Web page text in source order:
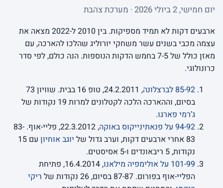
יום חמישי, 2 ביולי 2026 · מערכת צהבת
ארבעים דקות לא תמיד מספיקות. בין 2010 ל-2022 מצאה את
עצמה מכבי בשנים עשר משחקי יורוליג שהלכו להארכה, עם
מאזן כולל של 7-5 בחמש הדקות הנוספות. הנה כולם, לפי סדר
כרונולוגי.
85-92 לברצלונה
, 24.2.2011, טופ 16 בבית. שוויון 73
בסיום, וההארכה הלכה לקטלונים למרות 19 נקודות של
ג’רמי פארגו.
94-92 על פנאתינייקוס באוקה
, 22.3.2012, פליי-אוף. 83-
83 אחרי ארבעים דקות, וערב גדול של
יוגב אוחיון
עם 15
נקודות, 5 ריבאונדים ו-5 אסיסטים.
101-99 על אולימפיה מילאנו
, 16.4.2014, פתיחת
הפליי-אוף בפורום. 87-87 בסיום, 26 נקודות של
ריקי